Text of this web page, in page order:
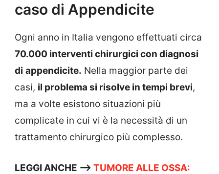
caso di Appendicite
Ogni anno in Italia vengono effettuati circa
70.000 interventi chirurgici con diagnosi
di appendicite. Nella maggior parte dei
casi, il problema si risolve in tempi brevi,
ma a volte esistono situazioni più
complicate in cui vi è la necessità di un
trattamento chirurgico più complesso.
LEGGI ANCHE –> TUMORE ALLE OSSA: